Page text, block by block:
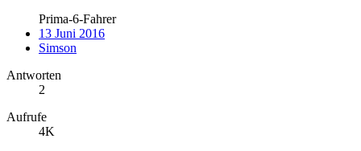
Prima-6-Fahrer
13 Juni 2016
Simson
Antworten
2
Aufrufe
4K